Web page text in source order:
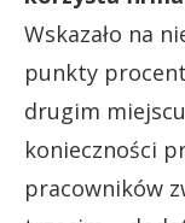
Wskazało na
punkty
drugim
konieczności
pracowników